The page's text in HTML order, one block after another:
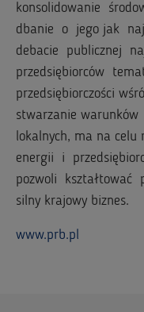
konsolidowanie
dbanie o jego jak
debacie publicznej
przedsiębiorców
przedsiębiorczości
stwarzanie
lokalnych, ma na celu
energii i
pozwoli kształtować
silny krajowy biznes.
www.prb.pl